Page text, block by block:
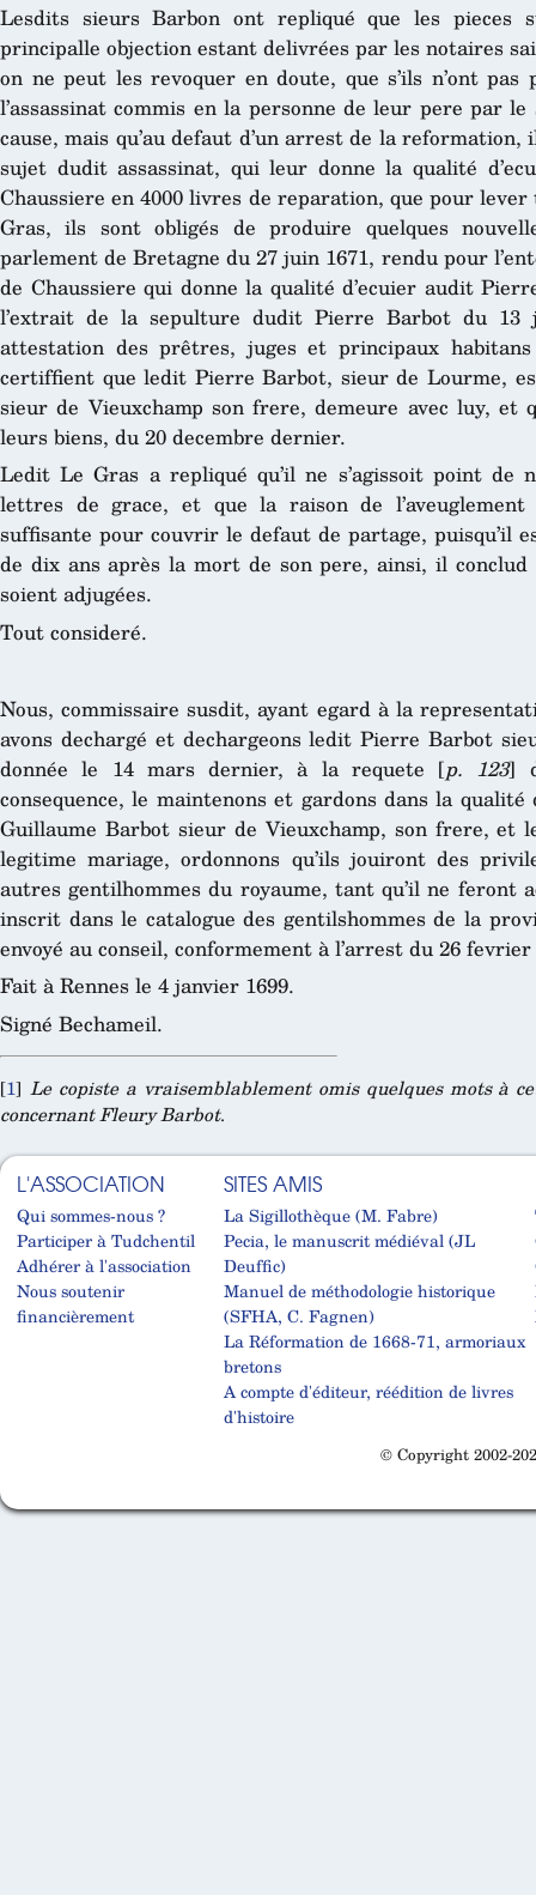
Lesdits sieurs Barbon ont repliqué que les pieces
principalle objection estant delivrées par les notaires
on ne peut les revoquer en doute, que s’ils n’ont
l’assassinat commis en la personne de leur pere par
cause, mais qu’au defaut d’un arrest de la
sujet dudit assassinat, qui leur donne la qualité
Chaussiere en 4000 livres de reparation, que pour
Gras, ils sont obligés de produire quelques
parlement de Bretagne du 27 juin 1671, rendu pour
de Chaussiere qui donne la qualité d’ecuier audit
l’extrait de la sepulture dudit Pierre Barbot du 13
attestation des prêtres, juges et principaux
certiffient que ledit Pierre Barbot, sieur de Lourme,
sieur de Vieuxchamp son frere, demeure avec luy, et
leurs biens, du 20 decembre dernier.
Ledit Le Gras a repliqué qu’il ne s’agissoit point de
lettres de grace, et que la raison de
suffisante pour couvrir le defaut de partage, puisqu’il
de dix ans après la mort de son pere, ainsi, il
soient adjugées.
Tout consideré.
Nous, commissaire susdit, ayant egard à la
avons dechargé et dechargeons ledit Pierre Barbot
donnée le 14 mars dernier, à la requete [p. 123]
consequence, le maintenons et gardons dans la
Guillaume Barbot sieur de Vieuxchamp, son frere, et
legitime mariage, ordonnons qu’ils jouiront des
autres gentilhommes du royaume, tant qu’il ne feront
inscrit dans le catalogue des gentilshommes de la
envoyé au conseil, conformement à l’arrest du 26 fevrier
Fait à Rennes le 4 janvier 1699.
Signé Bechameil.
[1] Le copiste a vraisemblablement omis quelques mots à
concernant Fleury Barbot.
L'ASSOCIATION
Qui sommes-nous ?
Participer à Tudchentil
Adhérer à l'association
Nous soutenir
financièrement
SITES AMIS
La Sigillothèque (M. Fabre)
Pecia, le manuscrit médiéval (JL
Deuffic)
Manuel de méthodologie historique
(SFHA, C. Fagnen)
La Réformation de 1668-71, armoriaux
bretons
A compte d'éditeur, réédition de livres
d'histoire
© Copyright 2002-